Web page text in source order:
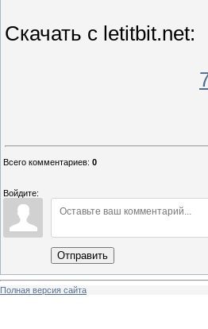
Скачать с letitbit.net:
Всего комментариев: 0
Войдите:
Отправить
Полная версия сайта